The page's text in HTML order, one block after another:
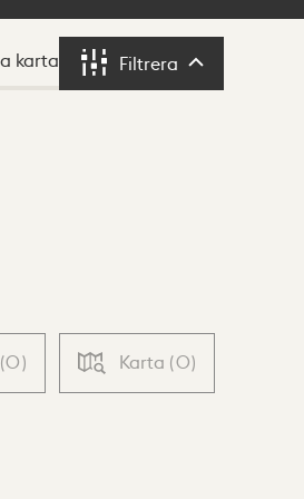
karta Filtrera Filtrera
(0) Karta (0)